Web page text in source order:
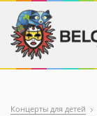
Концерты для детей